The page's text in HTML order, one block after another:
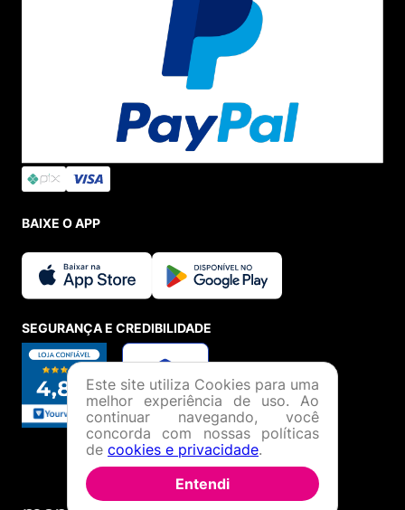
BAIXE O APP
SEGURANÇA E CREDIBILIDADE
Este site utiliza Cookies para uma
melhor experiência de uso. Ao
continuar navegando, você
concorda com nossas políticas
de cookies e privacidade.
Entendi